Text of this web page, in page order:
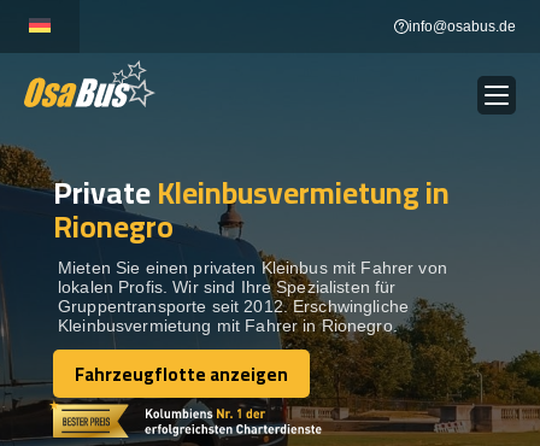
content
info@osabus.de
BUSVERMIETUNG Show dropdown
REISEZIELE
FLOTTE
KONTAKTIEREN SIE UNS
KONTAKTIEREN SIE UNS
PrivateKleinbusvermietung in
Rionegro
Mieten Sie einen privaten Kleinbus mit Fahrer von
lokalen Profis. Wir sind Ihre Spezialisten für
Gruppentransporte seit 2012. Erschwingliche
Kleinbusvermietung mit Fahrer in Rionegro.
Fahrzeugflotte anzeigen
Fahrzeugflotte anzeigen